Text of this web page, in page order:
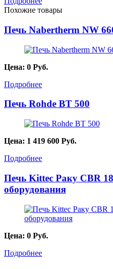
Похожие товары
Печь Nabertherm NW
Цена: 0 Руб.
Подробнее
Печь Rohde BT 500
Цена: 1 419 600 Руб.
Подробнее
Печь Kittec Раку CBR
оборудования
Цена: 0 Руб.
Подробнее